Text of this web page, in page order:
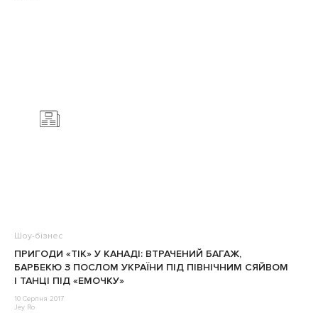
Шоу-бізнес
ПРИГОДИ «ТІК» У КАНАДІ: ВТРАЧЕНИЙ БАГАЖ,
БАРБЕКЮ З ПОСЛОМ УКРАЇНИ ПІД ПІВНІЧНИМ СЯЙВОМ
І ТАНЦІ ПІД «ЕМОЧКУ»
10 Серпня 2017
Jey Ro